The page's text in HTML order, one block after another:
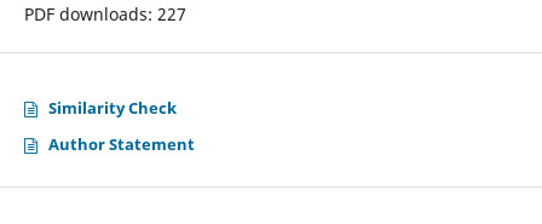
PDF downloads: 227
Similarity Check
Author Statement